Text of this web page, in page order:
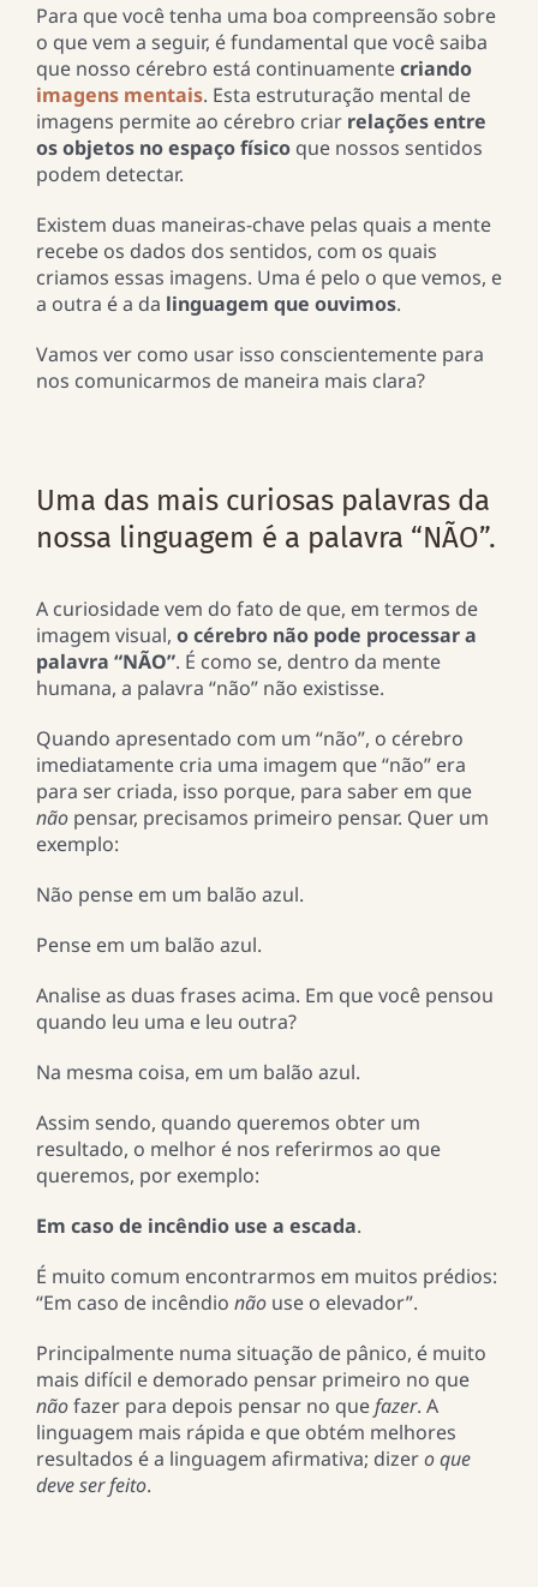
Para que você tenha uma boa compreensão sobre
o que vem a seguir, é fundamental que você saiba
que nosso cérebro está continuamentecriando
imagens mentais. Esta estruturação mental de
imagens permite ao cérebro criar relações entre
os objetos no espaço físico que nossos sentidos
podem detectar.
Existem duas maneiras-chave pelas quais a mente
recebe os dados dos sentidos, com os quais
criamos essas imagens. Uma é pelo o que vemos, e
a outra é a da linguagem que ouvimos.
Vamos ver como usar isso conscientemente para
nos comunicarmos de maneira mais clara?
Uma das mais curiosas palavras da
nossa linguagem é a palavra “NÃO”.
A curiosidade vem do fato de que, em termos de
imagem visual, o cérebro não pode processar a
palavra “NÃO”. É como se, dentro da mente
humana, a palavra “não” não existisse.
Quando apresentado com um “não”, o cérebro
imediatamente cria uma imagem que “não” era
para ser criada, isso porque, para saber em que
nãopensar, precisamos primeiro pensar. Quer um
exemplo:
Não pense em um balão azul.
Pense em um balão azul.
Analise as duas frases acima. Em que você pensou
quando leu uma e leu outra?
Na mesma coisa, em um balão azul.
Assim sendo, quando queremos obter um
resultado, o melhor é nos referirmos ao que
queremos, por exemplo:
Em caso de incêndio use a escada.
É muito comum encontrarmos em muitos prédios:
“Em caso de incêndio não use o elevador”.
Principalmente numa situação de pânico, é muito
mais difícil e demorado pensar primeiro no que
nãofazer para depois pensar no quefazer. A
linguagem mais rápida e que obtém melhores
resultados é a linguagem afirmativa; dizero que
deve ser feito.